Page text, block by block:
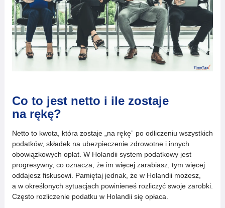
Co to jest netto i ile zostaje
na rękę?
Netto to kwota, która zostaje „na rękę” po odliczeniu wszystkich
podatków, składek na ubezpieczenie zdrowotne i innych
obowiązkowych opłat. W Holandii system podatkowy jest
progresywny, co oznacza, że im więcej zarabiasz, tym więcej
oddajesz fiskusowi. Pamiętaj jednak, że w Holandii możesz,
a w określonych sytuacjach powinieneś rozliczyć swoje zarobki.
Często rozliczenie podatku w Holandii się opłaca.